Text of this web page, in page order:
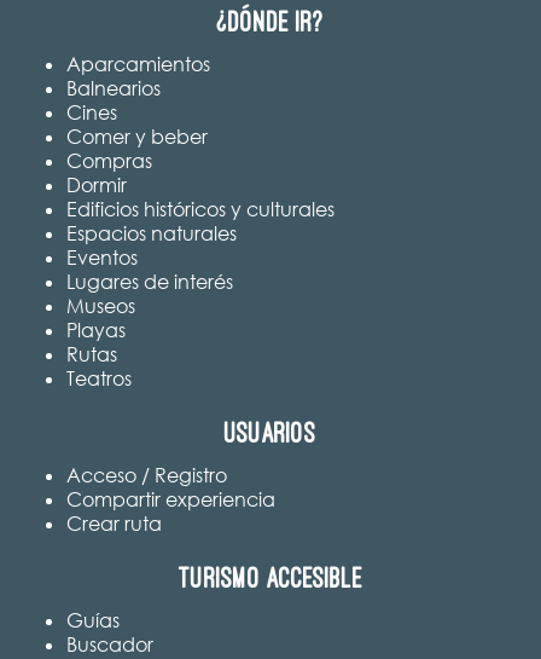
¿Dónde ir?
Aparcamientos
Balnearios
Cines
Comer y beber
Compras
Dormir
Edificios históricos y culturales
Espacios naturales
Eventos
Lugares de interés
Museos
Playas
Rutas
Teatros
Usuarios
Acceso / Registro
Compartir experiencia
Crear ruta
Turismo accesible
Guías
Buscador